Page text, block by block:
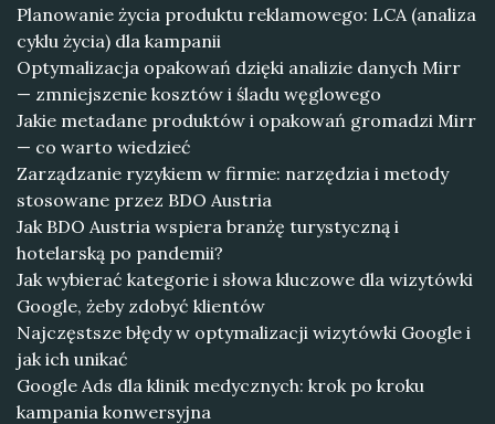
Planowanie życia produktu reklamowego: LCA (analiza
cyklu życia) dla kampanii
Optymalizacja opakowań dzięki analizie danych Mirr
— zmniejszenie kosztów i śladu węglowego
Jakie metadane produktów i opakowań gromadzi Mirr
— co warto wiedzieć
Zarządzanie ryzykiem w firmie: narzędzia i metody
stosowane przez BDO Austria
Jak BDO Austria wspiera branżę turystyczną i
hotelarską po pandemii?
Jak wybierać kategorie i słowa kluczowe dla wizytówki
Google, żeby zdobyć klientów
Najczęstsze błędy w optymalizacji wizytówki Google i
jak ich unikać
Google Ads dla klinik medycznych: krok po kroku
kampania konwersyjna